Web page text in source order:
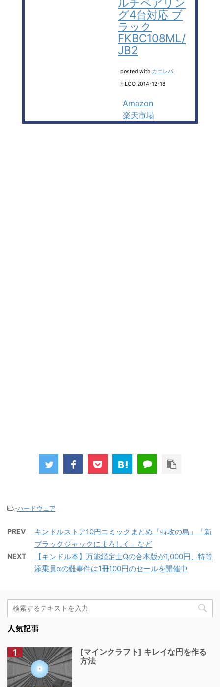
ルチペアリン
グ4台対応 ブ
ラック
FKBC108ML/
JB2
posted with カエレバ
FILCO 2014-12-18
Amazon
楽天市場
-ハードウェア
PREV
キンドルストア10円コミックまとめ「特攻の島」「新
ブラックジャックによろしく」など
NEXT
【キンドル本】万能鑑定士Qの合本版が1,000円、特等
添乗員αの難事件は1冊100円のセールを開催中
人気記事
[マインクラフト] キレイな円を作る
方法